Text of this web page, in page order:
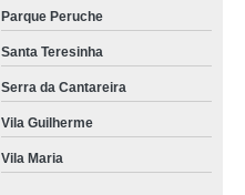
Parque Peruche
Santa Teresinha
Serra da Cantareira
Vila Guilherme
Vila Maria